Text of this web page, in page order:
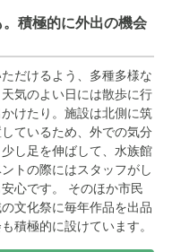
積極的に外出の機会
だけるよう、多種多様な
気のよい日には散歩に行
けたり。施設は北側に筑
ているため、外での気分
し足を伸ばして、水族館
トの際にはスタッフがし
心です。 そのほか市民
文化祭に毎年作品を出品
積極的に設けています。